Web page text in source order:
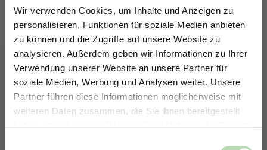
Wir verwenden Cookies, um Inhalte und Anzeigen zu
personalisieren, Funktionen für soziale Medien anbieten
zu können und die Zugriffe auf unsere Website zu
analysieren. Außerdem geben wir Informationen zu Ihrer
Verwendung unserer Website an unsere Partner für
soziale Medien, Werbung und Analysen weiter. Unsere
Partner führen diese Informationen möglicherweise mit
weiteren Daten zusammen, die Sie ihnen bereitgestellt
haben oder die sie im Rahmen Ihrer Nutzung der Dienste
ERHALTE 5% RABATT AUF
DEINE RÜCKWÄNDE